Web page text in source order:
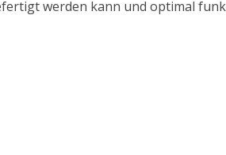
werden kann und optimal